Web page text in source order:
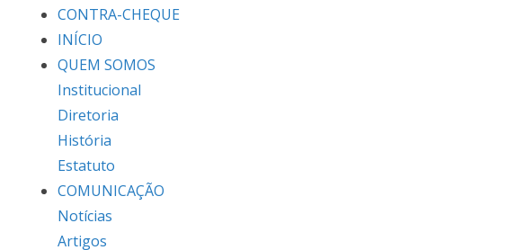
CONTRA-CHEQUE
INÍCIO
QUEM SOMOS
Institucional
Diretoria
História
Estatuto
COMUNICAÇÃO
Notícias
Artigos